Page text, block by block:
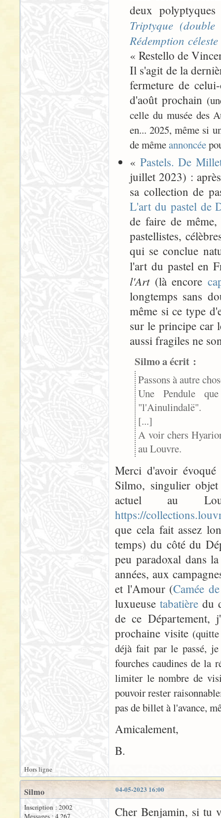
deux
Triptyque
Rédemption céleste
« Restello de
Il s'agit de la
fermeture de
d'août prochain
celle du musée des
en... 2025, même si
de mêmeannoncée
« Pastels. De
juillet 2023) :
sa collection de
L'art du pastel de
de faire de
pastellistes,
qui se conclue
l'art du pastel en
l'Art(là encore
longtemps sans
même si ce type
sur le principe car
aussi fragiles ne
Silmo a écrit :
Passons à autre
Une Pendule
"l'Ainulindalë".
[...]
A voir chers
au Louvre.
Merci d'avoir
Silmo, singulier
actuel au
https://
que cela fait assez
temps) du côté du
peu paradoxal dans
années, aux
et l'Amour (Camée
luxueuse tabatière du
de ce Département,
prochaine visite
déjà fait par le passé,
fourches caudines de la
limiter le nombre de
pouvoir rester
pas de billet à l'avance,
Amicalement,
B.
Hors ligne
04-05-2023 16:00
Silmo
Inscription : 2002
Messages : 4 267
Cher Benjamin, si tu